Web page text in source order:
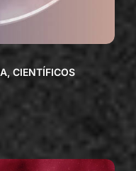
CIENTÍFICOS